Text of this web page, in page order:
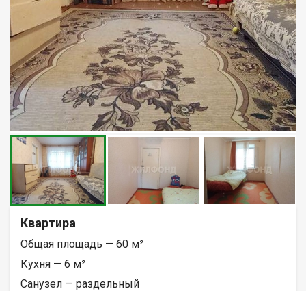
Квартира
Общая площадь — 60 м²
Кухня — 6 м²
Санузел — раздельный